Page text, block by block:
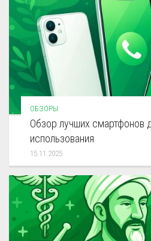
ОБЗОРЫ
Обзор лучших смартфонов
использования
15.11.2025